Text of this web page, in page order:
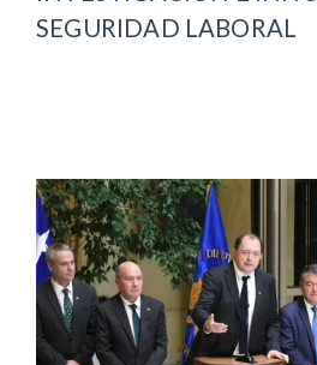
SEGURIDAD LABORAL